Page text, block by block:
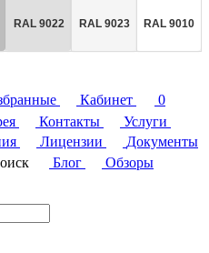
RAL 9022 RAL 9023 RAL 9010
Кабинет
0
Контакты
Услуги
Лицензии
Документы
Блог
Обзоры